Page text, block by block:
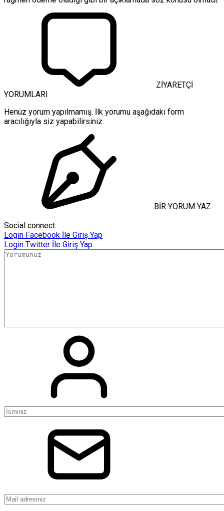
ZİYARETÇİ
YORUMLARI
Henüz yorum yapılmamış. İlk yorumu aşağıdaki form
aracılığıyla siz yapabilirsiniz.
BİR YORUM YAZ
Social connect:
Login Facebook İle Giriş Yap
Login Twitter İle Giriş Yap